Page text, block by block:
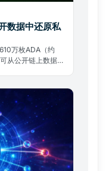
数据中还原私
万枚ADA（约
从公开链上数据中